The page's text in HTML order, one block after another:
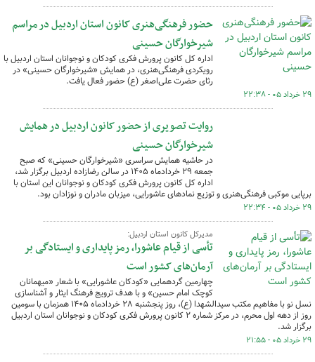
حضور فرهنگی‌هنری کانون استان اردبیل در مراسم
شیرخوارگان حسینی
اداره کل کانون پرورش فکری کودکان و نوجوانان استان اردبیل با
رویکردی فرهنگی‌هنری، در همایش «شیرخوارگان حسینی» در
رثای حضرت علی‌اصغر (ع) حضور فعال یافت.
۲۹ خرداد ۰۵ - ۲۲:۳۸
روایت تصویری از حضور کانون اردبیل در همایش
شیرخوارگان حسینی
در حاشیه همایش سراسری «شیرخوارگان حسینی» که صبح
جمعه ۲۹ خردادماه ۱۴۰۵ در سالن رضازاده اردبیل برگزار شد،
اداره کل کانون پرورش فکری کودکان و نوجوانان این استان با
برپایی موکبی فرهنگی‌هنری و توزیع نمادهای عاشورایی، میزبان مادران و نوزادان بود.
۲۹ خرداد ۰۵ - ۲۲:۳۴
مدیرکل کانون استان اردبیل:
تأسی از قیام عاشورا، رمز پایداری و ایستادگی بر
آرمان‌های کشور است
چهارمین گردهمایی «کودکان عاشورایی» با شعار «میهمانان
کوچک امام حسین» و با هدف ترویج فرهنگ ایثار و آشناسازی
نسل نو با مفاهیم مکتب سیدالشهدا (ع)، روز پنجشنبه ۲۸ خردادماه ۱۴۰۵ همزمان با سومین
روز از دهه اول محرم، در مرکز شماره ۲ کانون پرورش فکری کودکان و نوجوانان استان اردبیل
برگزار شد.
۲۹ خرداد ۰۵ - ۲۱:۵۵